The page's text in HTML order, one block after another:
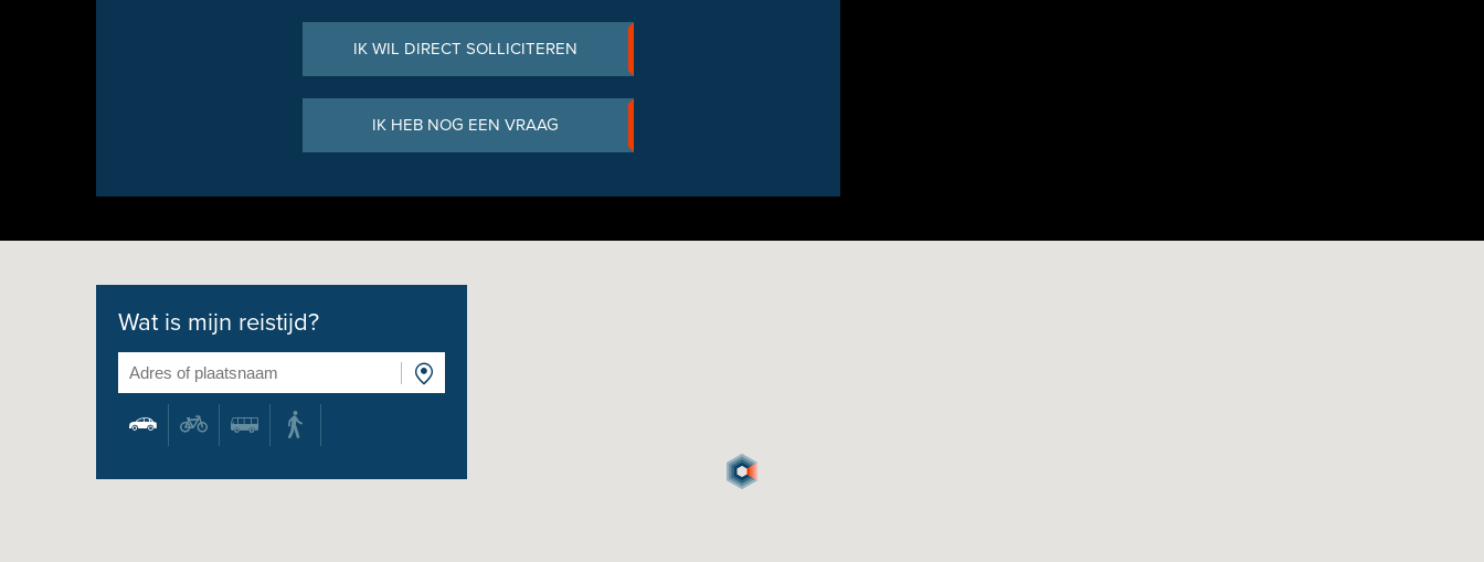
IK WIL DIRECT SOLLICITEREN
IK HEB NOG EEN VRAAG
Wat is mijn reistijd?